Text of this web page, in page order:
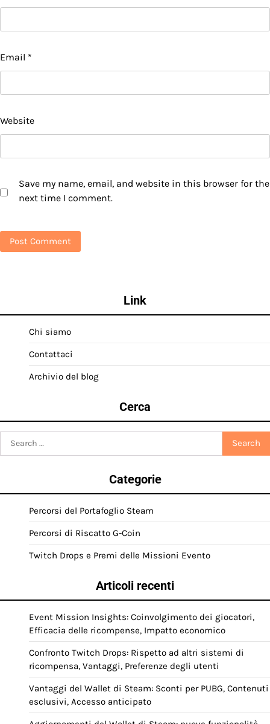
Email *
Website
Save my name, email, and website in this browser for the
next time I comment.
Link
Chi siamo
Contattaci
Archivio del blog
Cerca
Categorie
Percorsi del Portafoglio Steam
Percorsi di Riscatto G-Coin
Twitch Drops e Premi delle Missioni Evento
Articoli recenti
Event Mission Insights: Coinvolgimento dei giocatori,
Efficacia delle ricompense, Impatto economico
Confronto Twitch Drops: Rispetto ad altri sistemi di
ricompensa, Vantaggi, Preferenze degli utenti
Vantaggi del Wallet di Steam: Sconti per PUBG, Contenuti
esclusivi, Accesso anticipato